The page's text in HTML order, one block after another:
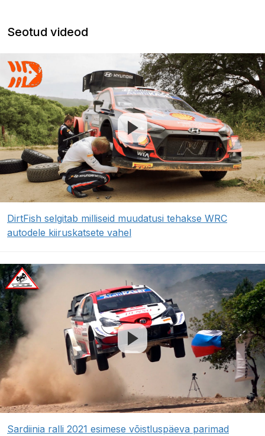
Seotud videod
DirtFish selgitab milliseid muudatusi tehakse WRC
autodele kiiruskatsete vahel
Sardiinia ralli 2021 esimese võistluspäeva parimad